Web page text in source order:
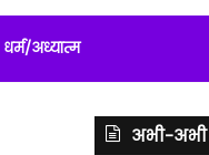
धर्म/अध्यात्म
अभी-अभी